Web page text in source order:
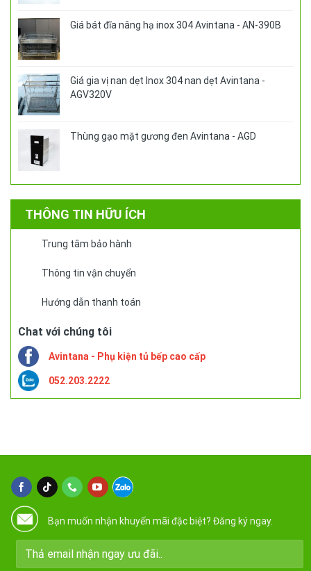
Giá bát đĩa nâng hạ inox 304 Avintana - AN-390B
Giá gia vị nan dẹt Inox 304 nan dẹt Avintana -
AGV320V
Thùng gạo mặt gương đen Avintana - AGD
THÔNG TIN HỮU ÍCH
Trung tâm bảo hành
Thông tin vận chuyển
Hướng dẫn thanh toán
Chat với chúng tôi
Avintana - Phụ kiện tủ bếp cao cấp
052.203.2222
Bạn muốn nhận khuyến mãi đặc biệt? Đăng ký ngay.